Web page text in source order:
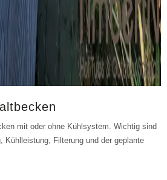
mit oder ohne Kühlsystem. Wichtig sind
Kühlleistung, Filterung und der geplante